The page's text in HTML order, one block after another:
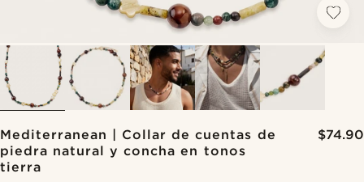
Mediterranean | Collar de cuentas de
piedra natural y concha en tonos
tierra
$74.90